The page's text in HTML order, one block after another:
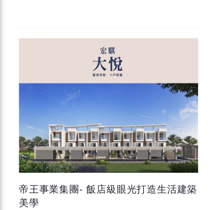
帝王事業集團- 飯店級眼光打造生活建築
美學